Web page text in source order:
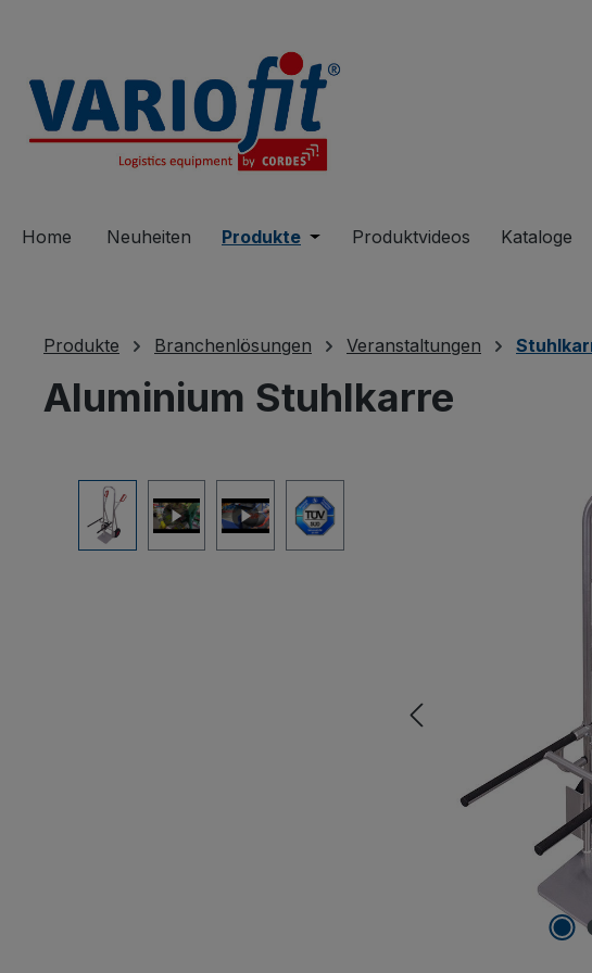
Home Neuheiten Produkte Öffne oder Schließe das
Produktvideos Kataloge
Produkte Branchenlösungen Veranstaltungen
Aluminium Stuhlkarre
Bildergalerie überspringen